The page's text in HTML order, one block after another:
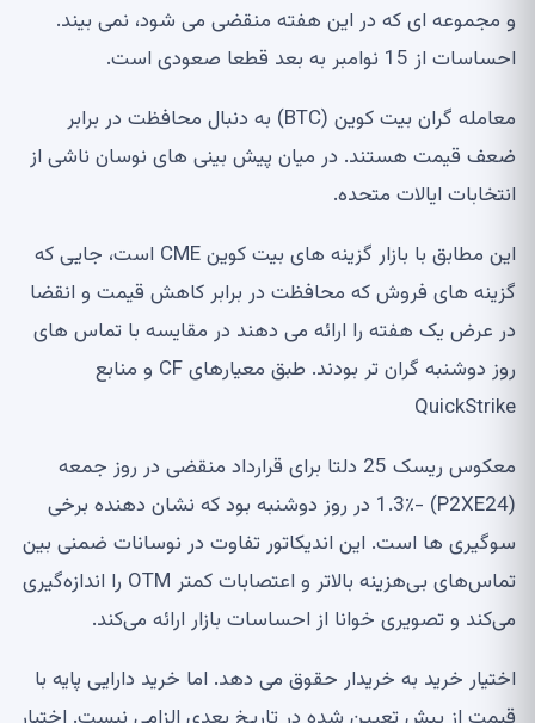
و مجموعه ای که در این هفته منقضی می شود، نمی بیند.
احساسات از 15 نوامبر به بعد قطعا صعودی است.
معامله گران بیت کوین (BTC) به دنبال محافظت در برابر
ضعف قیمت هستند. در میان پیش بینی های نوسان ناشی از
انتخابات ایالات متحده.
این مطابق با بازار گزینه های بیت کوین CME است، جایی که
گزینه های فروش که محافظت در برابر کاهش قیمت و انقضا
در عرض یک هفته را ارائه می دهند در مقایسه با تماس های
روز دوشنبه گران تر بودند. طبق معیارهای CF و منابع
QuickStrike
معکوس ریسک 25 دلتا برای قرارداد منقضی در روز جمعه
(P2XE24) -1.3٪ در روز دوشنبه بود که نشان دهنده برخی
سوگیری ها است. این اندیکاتور تفاوت در نوسانات ضمنی بین
تماس‌های بی‌هزینه بالاتر و اعتصابات کمتر OTM را اندازه‌گیری
می‌کند و تصویری خوانا از احساسات بازار ارائه می‌کند.
اختیار خرید به خریدار حقوق می دهد. اما خرید دارایی پایه با